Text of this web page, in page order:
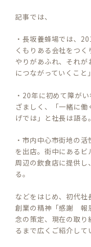
記事では、
・長坂養蜂場では、
くもりある会社をつ
やりがあふれ、それ
につながっていくこと
・20年に初めて障が
ざましく、「一緒に
げでは」と社長は語る。
・市内中心市街地の
を出店。街中にあるビ
周辺の飲食店に提供
る。
などをはじめ、初代
創業の精神「感謝 報
念の策定、現在の取り
るまで広くご紹介して